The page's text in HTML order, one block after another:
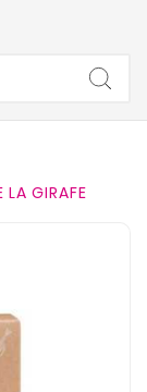
LA GIRAFE